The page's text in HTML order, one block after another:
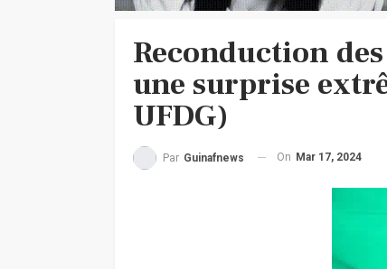
Reconduction
une surprise
UFDG)
Par Guinafnews On Mar 17, 2024